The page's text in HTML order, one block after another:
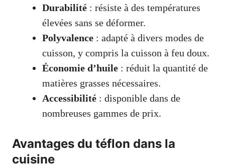
Durabilité : résiste à des températures
élevées sans se déformer.
Polyvalence : adapté à divers modes de
cuisson, y compris la cuisson à feu doux.
Économie d’huile : réduit la quantité de
matières grasses nécessaires.
Accessibilité : disponible dans de
nombreuses gammes de prix.
Avantages du téflon dans la
cuisine